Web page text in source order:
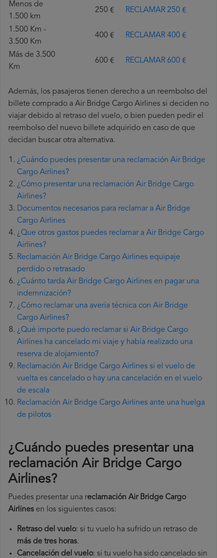
Menos de
1.500 km
250 € RECLAMAR 250 €
1.500 Km -
3.500 Km
400 € RECLAMAR 400 €
Más de 3.500
Km
600 € RECLAMAR 600 €
Además, los pasajeros tienen derecho a un reembolso del
billete comprado a Air Bridge Cargo Airlines si deciden no
viajar debido al retraso del vuelo, o bien pueden pedir el
reembolso del nuevo billete adquirido en caso de que
decidan buscar otra alternativa.
¿Cuándo puedes presentar una reclamación Air Bridge
Cargo Airlines?
¿Cómo presentar una reclamación Air Bridge Cargo
Airlines?
Documentos necesarios para reclamar a Air Bridge
Cargo Airlines
¿Que otros gastos puedes reclamar a Air Bridge Cargo
Airlines?
Reclamación Air Bridge Cargo Airlines equipaje
perdido o retrasado
¿Cuánto tarda Air Bridge Cargo Airlines en pagar una
indemnización?
¿Cómo reclamar una avería técnica con Air Bridge
Cargo Airlines?
¿Qué importe puedo reclamar si Air Bridge Cargo
Airlines ha cancelado mi viaje y había realizado una
reserva de alojamiento?
Reclamación Air Bridge Cargo Airlines si el vuelo de
vuelta es cancelado o hay una cancelación en el vuelo
de escala
Reclamación Air Bridge Cargo Airlines ante una huelga
de pilotos
¿Cuándo puedes presentar una
reclamación Air Bridge Cargo
Airlines?
Puedes presentar una reclamación Air Bridge Cargo
Airlines en los siguientes casos:
Retraso del vuelo: si tu vuelo ha sufrido un retraso de
más de tres horas.
Cancelación del vuelo: si tu vuelo ha sido cancelado sin